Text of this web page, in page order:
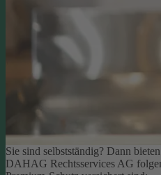
Sie sind selbstständig? Dann
DAHAG Rechtsservices AG